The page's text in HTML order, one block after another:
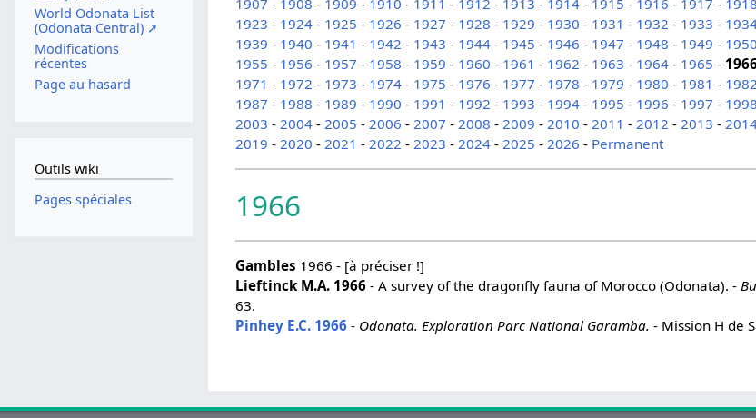
1907 - 1908 - 1909 - 1910 - 1911 - 1912 - 1913 - 1914 - 1915 - 1916 - 1917 - 1918
1923 - 1924 - 1925 - 1926 - 1927 - 1928 - 1929 - 1930 - 1931 - 1932 - 1933 -
1939 - 1940 - 1941 - 1942 - 1943 - 1944 - 1945 - 1946 - 1947 - 1948 - 1949 - 1950
1955 - 1956 - 1957 - 1958 - 1959 - 1960 - 1961 - 1962 - 1963 - 1964 - 1965 -
1971 - 1972 - 1973 - 1974 - 1975 - 1976 - 1977 - 1978 - 1979 - 1980 - 1981 - 1982
1987 - 1988 - 1989 - 1990 - 1991 - 1992 - 1993 - 1994 - 1995 - 1996 - 1997 - 1998
2003 -2004 -2005 -2006 -2007 -2008 -2009 -2010 -2011 -2012 -2013 -
2019 -2020 -2021 -2022 -2023 -2024 -2025 -2026 - Permanent
1966
Gambles 1966 - [à préciser !]
Lieftinck M.A. 1966 - A survey of the dragonfly fauna of Morocco (Odonata). -
63.
Pinhey E.C. 1966 - Odonata. Exploration Parc National Garamba. - Mission H de
World Odonata List
(Odonata Central) ➚
Modifications
récentes
Page au hasard
Outils wiki
Pages spéciales